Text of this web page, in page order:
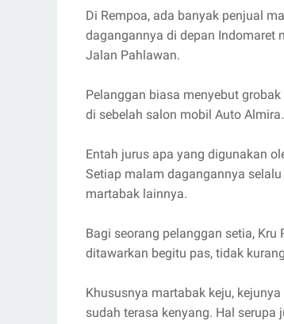
Di Rempoa, ada banyak penjual
dagangannya di depan Indomaret
Jalan Pahlawan.
Pelanggan biasa menyebut
di sebelah salon mobil Auto Almira.
Entah jurus apa yang digunakan
Setiap malam dagangannya
martabak lainnya.
Bagi seorang pelanggan setia,
ditawarkan begitu pas, tidak
Khususnya martabak keju,
sudah terasa kenyang. Hal serupa